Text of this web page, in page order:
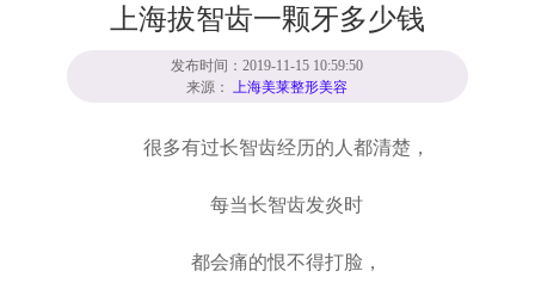
上海拔智齿一颗牙多少钱
发布时间：2019-11-15 10:59:50
来源：上海美莱整形美容
很多有过长智齿经历的人都清楚，
每当长智齿发炎时
都会痛的恨不得打脸，